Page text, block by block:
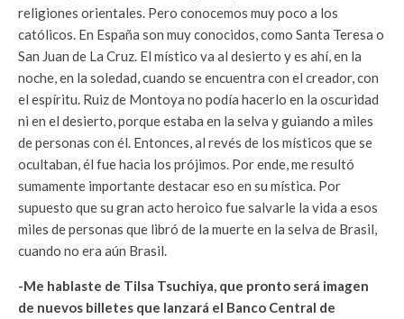
religiones orientales. Pero conocemos muy poco a los
católicos. En España son muy conocidos, como Santa Teresa o
San Juan de La Cruz. El místico va al desierto y es ahí, en la
noche, en la soledad, cuando se encuentra con el creador, con
el espíritu. Ruiz de Montoya no podía hacerlo en la oscuridad
ni en el desierto, porque estaba en la selva y guiando a miles
de personas con él. Entonces, al revés de los místicos que se
ocultaban, él fue hacia los prójimos. Por ende, me resultó
sumamente importante destacar eso en su mística. Por
supuesto que su gran acto heroico fue salvarle la vida a esos
miles de personas que libró de la muerte en la selva de Brasil,
cuando no era aún Brasil.
-Me hablaste de Tilsa Tsuchiya, que pronto será imagen
de nuevos billetes que lanzará el Banco Central de